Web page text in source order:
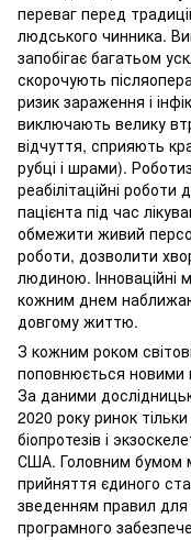
переваг перед
людського чинника.
запобігає багатьом
скорочують
ризик зараження і
виключають велику
відчуття, сприяють
рубці і шрами).
реабілітаційні
пацієнта під час
обмежити живий
роботи, дозволити
людиною. Інноваційні
кожним днем
довгому життю.
З кожним роком
поповнюється новими
За даними
2020 року ринок
біопротезів і
США. Головним бумом
прийняття єдиного
зведенням правил для
програмного